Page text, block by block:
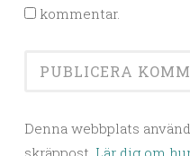
kommentar.
Denna webbplats
skräppost. Lär dig om